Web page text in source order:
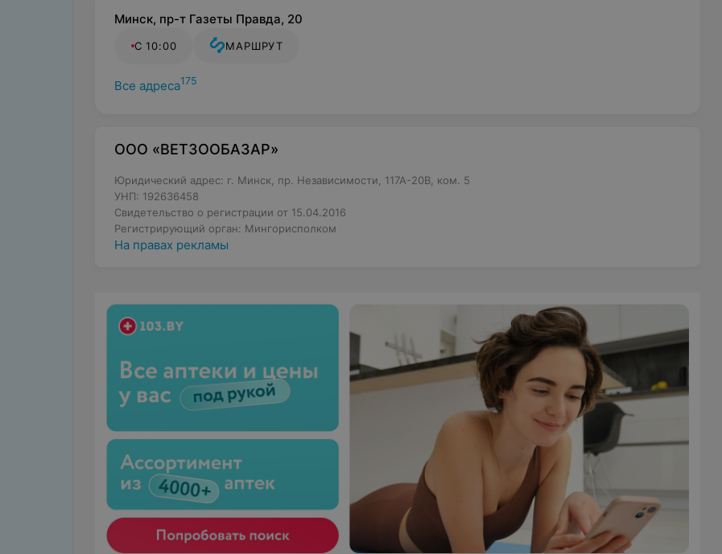
Минск, пр-т Газеты Правда, 20
С 10:00 МАРШРУТ
Все адреса175
ООО «ВЕТЗООБАЗАР»
Юридический адрес: г. Минск, пр. Независимости, 117А-20В, ком. 5
УНП: 192636458
Свидетельство о регистрации от 15.04.2016
Регистрирующий орган: Мингорисполком
На правах рекламы